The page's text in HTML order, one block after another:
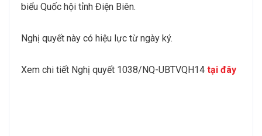
biểu Quốc hội tỉnh Điện Biên.
Nghị quyết này có hiệu lực từ ngày ký.
Xem chi tiết Nghị quyết 1038/NQ-UBTVQH14 tại đây